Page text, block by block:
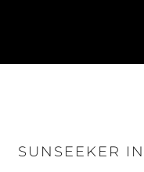
SUNSEEKER